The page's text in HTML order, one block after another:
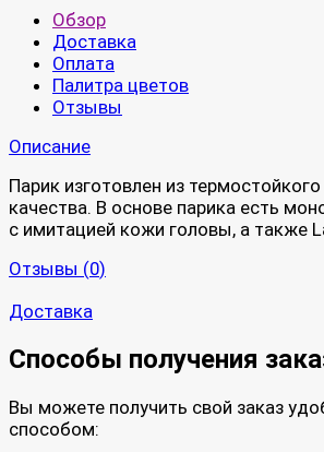
Обзор
Доставка
Оплата
Палитра цветов
Отзывы
Описание
Парик изготовлен из
качества. В основе парика есть
с имитацией кожи головы, а также
Отзывы (0)
Доставка
Способы получения
Вы можете получить свой заказ
способом: